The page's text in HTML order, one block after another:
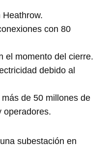
con 80
el momento del cierre.
debido al
de 50 millones de
operadores.
subestación en